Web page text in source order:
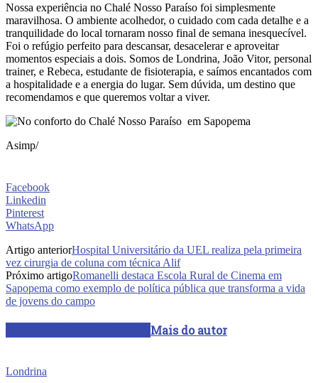
Nossa experiência no Chalé Nosso Paraíso foi simplesmente
maravilhosa. O ambiente acolhedor, o cuidado com cada detalhe e a
tranquilidade do local tornaram nosso final de semana inesquecível.
Foi o refúgio perfeito para descansar, desacelerar e aproveitar
momentos especiais a dois. Somos de Londrina, João Vitor, personal
trainer, e Rebeca, estudante de fisioterapia, e saímos encantados com
a hospitalidade e a energia do lugar. Sem dúvida, um destino que
recomendamos e que queremos voltar a viver.
Asimp/
Facebook
Linkedin
Pinterest
WhatsApp
Artigo anteriorHospital Universitário da UEL realiza pela primeira
vez cirurgia de coluna com técnica Alif
Próximo artigoRomanelli destaca Escola Rural de Cinema em
Sapopema como exemplo de política pública que transforma a vida
de jovens do campo
Mais do autor
Londrina